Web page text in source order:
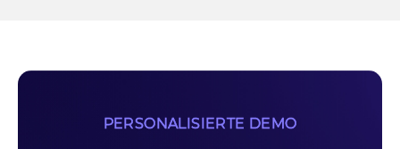
PERSONALISIERTE DEMO